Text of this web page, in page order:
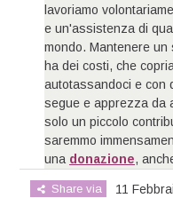
lavoriamo
e un'assistenza di
mondo. Mantenere
ha dei costi, che
autotassandoci e con
segue e apprezza da
solo un piccolo
saremmo
una donazione,
Share via
11